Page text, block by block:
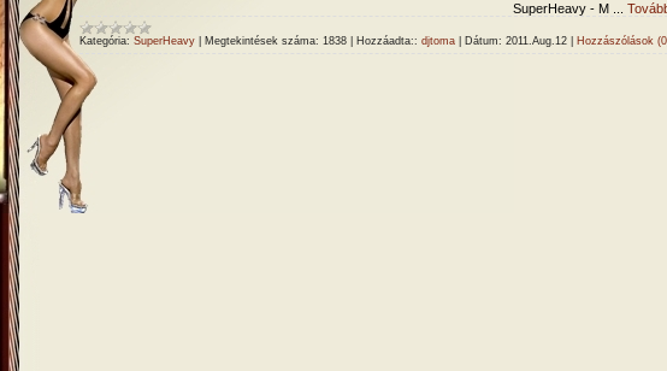
SuperHeavy - M
Kategória: SuperHeavy Megtekintések száma: 1838 Hozzáadta:: djtoma Dátum: 2011.Aug.12 Hozzászólások